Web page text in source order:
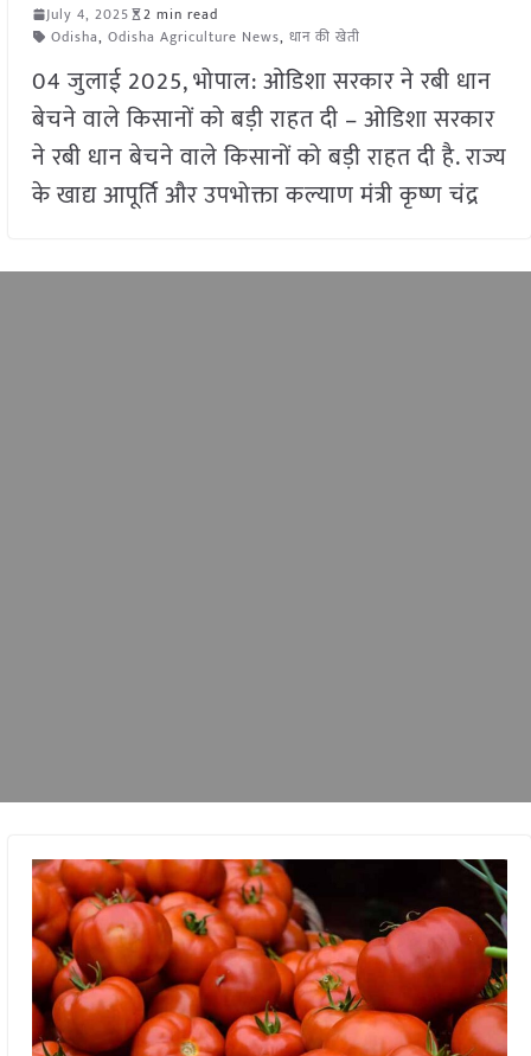
July 4, 2025
2 min read
Odisha, Odisha Agriculture News, धान की खेती
04 जुलाई 2025, भोपाल: ओडिशा सरकार ने रबी धान
बेचने वाले किसानों को बड़ी राहत दी – ओडिशा सरकार
ने रबी धान बेचने वाले किसानों को बड़ी राहत दी है. राज्य
के खाद्य आपूर्ति और उपभोक्ता कल्याण मंत्री कृष्ण चंद्र